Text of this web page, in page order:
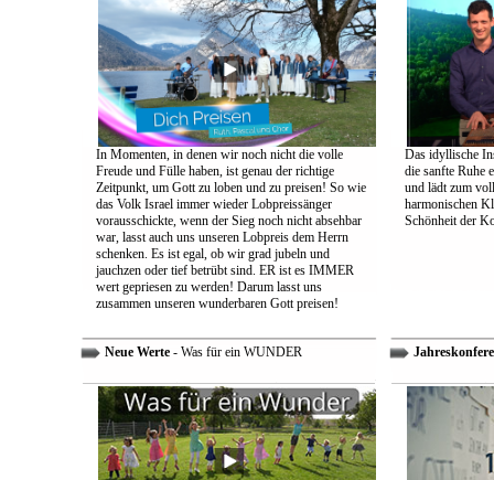
In Momenten, in denen wir noch nicht die volle
Freude und Fülle haben, ist genau der richtige
Zeitpunkt, um Gott zu loben und zu preisen! So wie
das Volk Israel immer wieder Lobpreissänger
vorausschickte, wenn der Sieg noch nicht absehbar
war, lasst auch uns unseren Lobpreis dem Herrn
schenken. Es ist egal, ob wir grad jubeln und
jauchzen oder tief betrübt sind. ER ist es IMMER
wert gepriesen zu werden! Darum lasst uns
zusammen unseren wunderbaren Gott preisen!
Das idyllische
die sanfte Ruhe
und lädt zum
harmonischen
Schönheit der
Neue Werte- Was für ein WUNDER